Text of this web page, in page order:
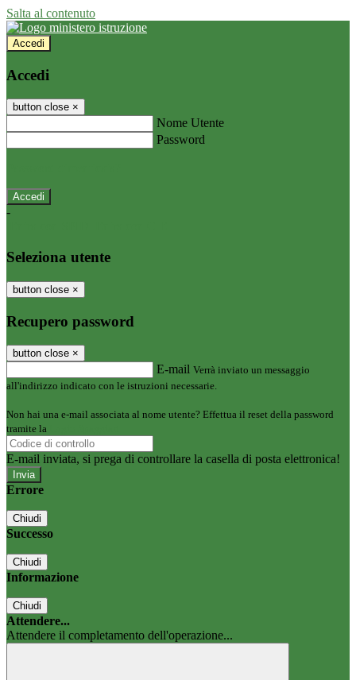
Salta al contenuto
Accedi
Accedi
button close ×
Nome Utente
Password
-
Seleziona utente
button close ×
Recupero password
button close ×
E-mail Verrà inviato un messaggio
all'indirizzo indicato con le istruzioni necessarie.
Non hai una e-mail associata al nome utente? Effettua il reset della password
tramite la
E-mail inviata, si prega di controllare la casella di posta elettronica!
Errore
Chiudi
Successo
Chiudi
Informazione
Chiudi
Attendere...
Attendere il completamento dell'operazione...